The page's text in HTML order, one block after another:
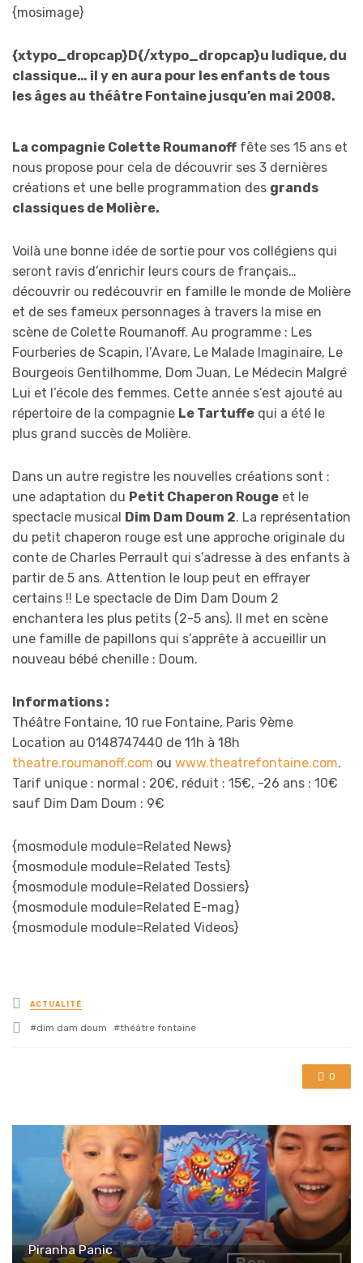
{mosimage}
{xtypo_dropcap}D{/xtypo_dropcap}u ludique, du
classique… il y en aura pour les enfants de tous
les âges au théâtre Fontaine jusqu’en mai 2008.
La compagnie Colette Roumanoff fête ses 15 ans et
nous propose pour cela de découvrir ses 3 dernières
créations et une belle programmation des grands
classiques de Molière.
Voilà une bonne idée de sortie pour vos collégiens qui
seront ravis d’enrichir leurs cours de français…
découvrir ou redécouvrir en famille le monde de Molière
et de ses fameux personnages à travers la mise en
scène de Colette Roumanoff. Au programme : Les
Fourberies de Scapin, l’Avare, Le Malade Imaginaire, Le
Bourgeois Gentilhomme, Dom Juan, Le Médecin Malgré
Lui et l’école des femmes. Cette année s’est ajouté au
répertoire de la compagnie Le Tartuffe qui a été le
plus grand succès de Molière.
Dans un autre registre les nouvelles créations sont :
une adaptation du Petit Chaperon Rouge et le
spectacle musical Dim Dam Doum 2. La représentation
du petit chaperon rouge est une approche originale du
conte de Charles Perrault qui s’adresse à des enfants à
partir de 5 ans. Attention le loup peut en effrayer
certains !! Le spectacle de Dim Dam Doum 2
enchantera les plus petits (2-5 ans). Il met en scène
une famille de papillons qui s’apprête à accueillir un
nouveau bébé chenille : Doum.
Informations :
Théâtre Fontaine, 10 rue Fontaine, Paris 9ème
Location au 0148747440 de 11h à 18h
theatre.roumanoff.com ou www.theatrefontaine.com.
Tarif unique : normal : 20€, réduit : 15€, -26 ans : 10€
sauf Dim Dam Doum : 9€
{mosmodule module=Related News}
{mosmodule module=Related Tests}
{mosmodule module=Related Dossiers}
{mosmodule module=Related E-mag}
{mosmodule module=Related Videos}
Posted
in
ACTUALITÉ
Tagged
dim dam doum théâtre fontaine
0
Piranha Panic